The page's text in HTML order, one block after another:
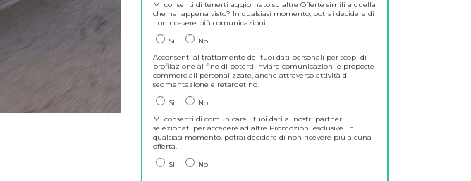
Mi consenti di tenerti aggiornato su altre Offerte simili a quella
che hai appena visto? In qualsiasi momento, potrai decidere di
non ricevere più comunicazioni.
Si
No
Acconsenti al trattamento dei tuoi dati personali per scopi di
profilazione al fine di poterti inviare comunicazioni e proposte
commerciali personalizzate, anche attraverso attività di
segmentazione e retargeting.
Si
No
Mi consenti di comunicare i tuoi dati ai nostri partner
selezionati per accedere ad altre Promozioni esclusive. In
qualsiasi momento, potrai decidere di non ricevere più alcuna
offerta.
Si
No